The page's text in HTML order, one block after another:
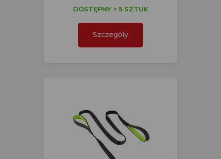
DOSTĘPNY > 5 SZTUK
Szczegóły